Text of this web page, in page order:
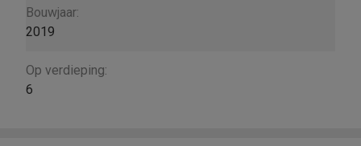
Bouwjaar:
2019
Op verdieping:
6